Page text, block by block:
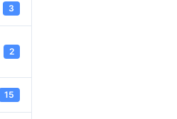
3
2
15